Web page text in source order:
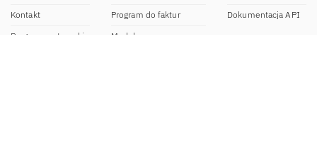
Kontakt
Program partnerski
Program do faktur
Moduł e-commerce
Dokumentacja API